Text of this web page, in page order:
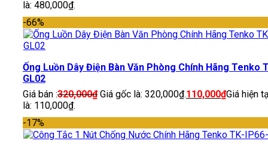
là: 480,000₫.
-66%
Ống Luồn Dây Điện Bàn Văn Phòng Chính Hãng Tenko
GL02
Giá bán :320,000₫ Giá gốc là: 320,000₫.110,000₫Giá hiện
là: 110,000₫.
-17%